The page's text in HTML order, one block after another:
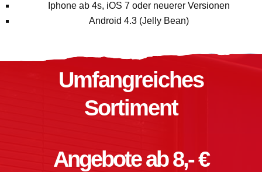
Iphone ab 4s, iOS 7 oder neuerer Versionen
Android 4.3 (Jelly Bean)
Umfangreiches
Sortiment
Angebote ab 8,- €